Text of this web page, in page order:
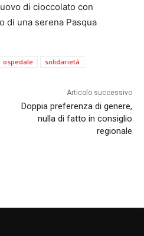
di cioccolato con
di una serena Pasqua
ospedale
solidarietà
Articolo successivo
Doppia preferenza di genere,
nulla di fatto in consiglio
regionale